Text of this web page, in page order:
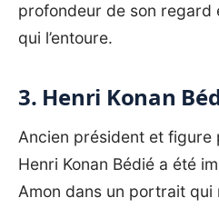
profondeur de son regard
qui l’entoure.
3. Henri Konan
Ancien président et figure
Henri Konan Bédié a été
Amon dans un portrait qui